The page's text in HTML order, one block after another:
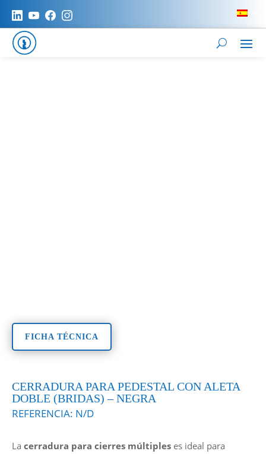
FICHA TÉCNICA
CERRADURA PARA PEDESTAL CON ALETA
DOBLE (BRIDAS) – NEGRA
REFERENCIA: N/D
La cerradura para cierres múltipleses ideal para